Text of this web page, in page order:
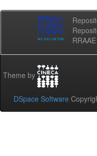
RRAAE
Theme by
DSpace Software